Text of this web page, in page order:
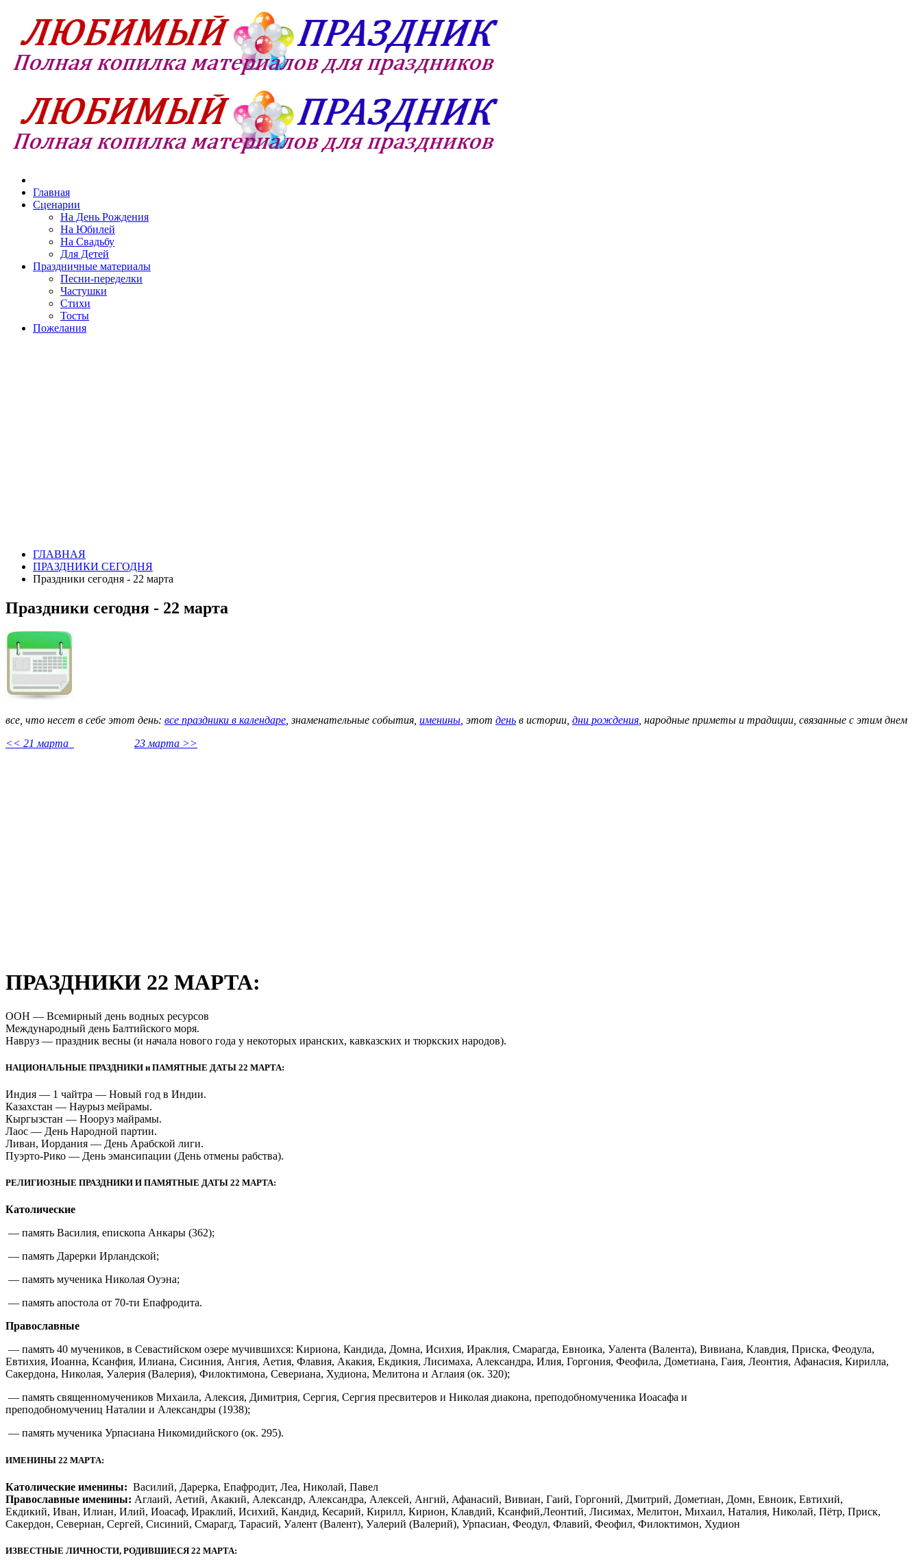
Главная
Сценарии
На День Рождения
На Юбилей
На Свадьбу
Для Детей
Праздничные материалы
Песни-переделки
Частушки
Стихи
Тосты
Пожелания
ГЛАВНАЯ
ПРАЗДНИКИ СЕГОДНЯ
Праздники сегодня - 22 марта
Праздники сегодня - 22 марта
все, что несет в себе этот день: все праздники в календаре ,знаменательные события, именины , этот день в истории, дни рождения , народные приметы и традиции, связанные с этим днем
<< 21 марта
23 марта >>
ПРАЗДНИКИ 22 МАРТА:
ООН — Всемирный день водных ресурсов
Международный день Балтийского моря.
Навруз — праздник весны (и начала нового года у некоторых иранских, кавказских и тюркских народов).
НАЦИОНАЛЬНЫЕ ПРАЗДНИКИ и ПАМЯТНЫЕ ДАТЫ 22 МАРТА:
Индия — 1 чайтра — Новый год в Индии.
Казахстан — Наурыз мейрамы.
Кыргызстан — Нооруз майрамы.
Лаос — День Народной партии.
Ливан, Иордания — День Арабской лиги.
Пуэрто-Рико — День эмансипации (День отмены рабства).
РЕЛИГИОЗНЫЕ ПРАЗДНИКИ И ПАМЯТНЫЕ ДАТЫ 22 МАРТА:
Католические
— память Василия, епископа Анкары (362);
— память Дарерки Ирландской;
— память мученика Николая Оуэна;
— память апостола от 70-ти Епафродита.
Православные
— память 40 мучеников, в Севастийском озере мучившихся: Кириона, Кандида, Домна, Исихия, Ираклия, Смарагда, Евноика, Уалента (Валента), Вивиана, Клавдия, Приска, Феодула,
Евтихия, Иоанна, Ксанфия, Илиана, Сисиния, Ангия, Аетия, Флавия, Акакия, Екдикия, Лисимаха, Александра, Илия, Горгония, Феофила, Дометиана, Гаия, Леонтия, Афанасия, Кирилла,
Сакердона, Николая, Уалерия (Валерия), Филоктимона, Севериана, Худиона, Мелитона и Аглаия (ок. 320);
— память священномучеников Михаила, Алексия, Димитрия, Сергия, Сергия пресвитеров и Николая диакона, преподобномученика Иоасафа и
преподобномучениц Наталии и Александры (1938);
— память мученика Урпасиана Никомидийского (ок. 295).
ИМЕНИНЫ 22 МАРТА:
Католические именины: Василий, Дарерка, Епафродит, Леа, Николай, Павел
Православные именины: Аглаий, Аетий, Акакий, Александр, Александра, Алексей, Ангий, Афанасий, Вивиан, Гаий, Горгоний, Дмитрий, Дометиан, Домн, Евноик, Евтихий,
Екдикий, Иван, Илиан, Илий, Иоасаф, Ираклий, Исихий, Кандид, Кесарий, Кирилл, Кирион, Клавдий, Ксанфий,Леонтий, Лисимах, Мелитон, Михаил, Наталия, Николай, Пётр, Приск,
Сакердон, Севериан, Сергей, Сисиний, Смарагд, Тарасий, Уалент (Валент), Уалерий (Валерий), Урпасиан, Феодул, Флавий, Феофил, Филоктимон, Худион
ИЗВЕСТНЫЕ ЛИЧНОСТИ, РОДИВШИЕСЯ 22 МАРТА: